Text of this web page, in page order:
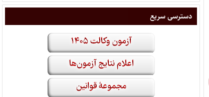
دسترسی سریع